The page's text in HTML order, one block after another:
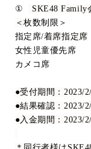
① SKE48 Family
＜枚数制限＞
指定席/着席指定席
女性児童優先
カメコ
●受付期間： 2023/
●結果確認： 2023/
●入金期間： 2023/